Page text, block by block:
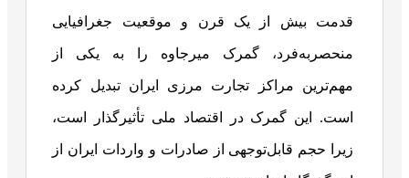
قدمت بیش از یک قرن و موقعیت جغرافیایی
منحصربه‌فرد، گمرک میرجاوه را به یکی از
مهم‌ترین مراکز تجارت مرزی ایران تبدیل کرده
است. این گمرک در اقتصاد ملی تأثیرگذار است،
زیرا حجم قابل‌توجهی از صادرات و واردات ایران از